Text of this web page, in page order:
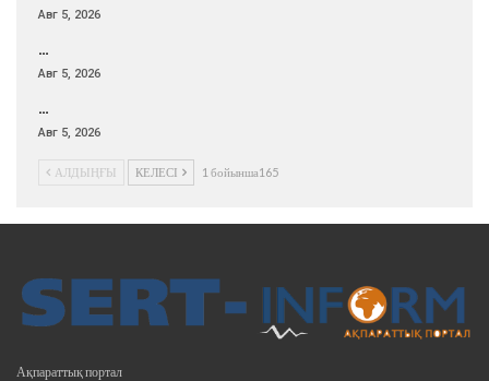
Авг 5, 2026
…
Авг 5, 2026
…
Авг 5, 2026
АЛДЫҢҒЫ КЕЛЕСІ 1 бойынша165
Ақпараттық портал